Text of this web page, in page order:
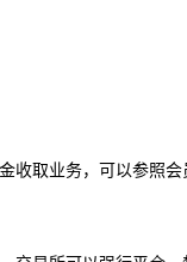
取业务，可以参照会